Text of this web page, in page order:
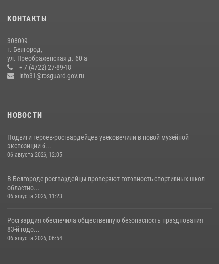
боксу
Росгвардейцы провели урок безопасности для воспитанников
Старооскольского военно-патриотического клуба
10 июля 2026, 06:30
КОНТАКТЫ
308009
г. Белгород,
ул. Преображенская д. 60 а
+ 7 (4722) 27-89-18
info31@rosguard.gov.ru
НОВОСТИ
Подвиги героев‑росгвардейцев увековечили в новой музейной
экспозиции б...
06 августа 2026, 12:05
В Белгороде росгвардейцы проверяют готовность спортивных школ
областно...
06 августа 2026, 11:23
Росгвардия обеспечила общественную безопасность празднования
83-й годо...
06 августа 2026, 06:54